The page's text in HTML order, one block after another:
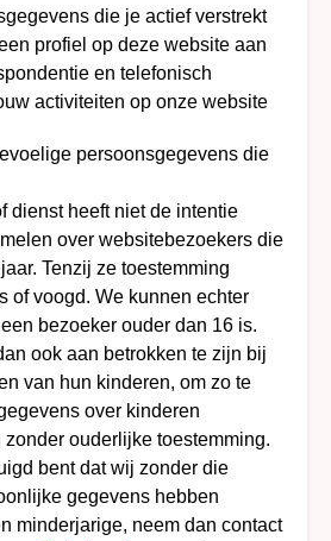
die je actief verstrekt
profiel op deze website aan
en telefonisch
activiteiten op onze website
persoonsgegevens die
dienst heeft niet de intentie
over websitebezoekers die
Tenzij ze toestemming
of voogd. We kunnen echter
bezoeker ouder dan 16 is.
ook aan betrokken te zijn bij
van hun kinderen, om zo te
over kinderen
ouderlijke toestemming.
bent dat wij zonder die
gegevens hebben
minderjarige, neem dan contact